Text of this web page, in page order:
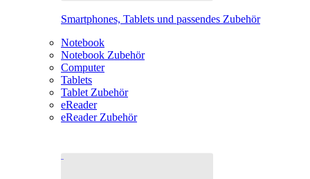
Smartphones, Tablets und passendes Zubehör
Notebook
Notebook Zubehör
Computer
Tablets
Tablet Zubehör
eReader
eReader Zubehör